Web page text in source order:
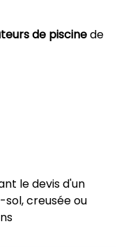
de piscinede
le devis d'un
creusée ou